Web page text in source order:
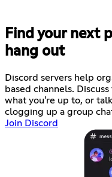
Find your next
hang out
Discord servers help
based channels.
what you're up to, or
clogging up a group
Join Discord